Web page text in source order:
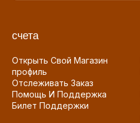
счета
Открыть Свой Магазин
профиль
Отслеживать Заказ
Помощь И Поддержка
Билет Поддержки